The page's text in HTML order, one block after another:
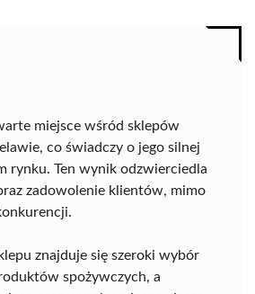
miejsce wśród sklepów
co świadczy o jego silnej
rynku. Ten wynik odzwierciedla
zadowolenie klientów, mimo
znajduje się szeroki wybór
spożywczych, a